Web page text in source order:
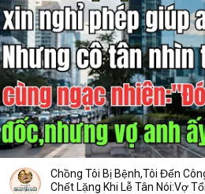
Chồng Tôi Bị Bệnh,Tôi Đến
Chết Lặng Khi Lễ Tân Nói:Vợ